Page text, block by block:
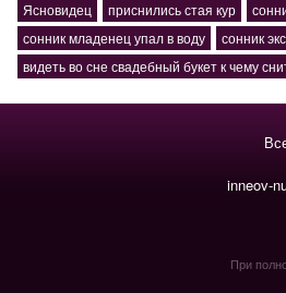
Ясновидец
приснились стая кур
сонник младенец упал в воду
сонник
видеть во сне свадебный букет к чему
inneov-
При